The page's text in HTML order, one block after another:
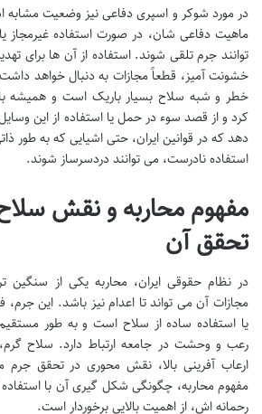
در مورد شوکر و اسپری دفاعی نیز وضعیت
ماهیت دفاعی شان، در صورت استفاده غیرمجاز
توانند جرم تلقی شوند. استفاده از آن ها برای
خشونت آمیز، قطعاً مجازات به دنبال خواهد داشت.
خطر و شبه سلاح بسیار باریک است و همیشه
کرد و از قصد سوء در حمل یا استفاده از این
دهد که در قوانین ایران، حتی اشیایی که به طور
استفاده نادرست، می توانند دردسرساز شوند.
مفهوم محاربه و نقش
تحقق آن
در نظام حقوقی ایران، محاربه یکی از
مجازات آن می تواند تا اعدام نیز باشد. این
یا استفاده ساده از سلاح است و به طور
رعب و وحشت در جامعه ارتباط دارد. سلاح
ارعاب آفرینی بالا، نقش محوری در تحقق جرم
مفهوم محاربه، چگونگی شکل گیری آن با
رحمانه اش، از اهمیت بالایی برخوردار است.